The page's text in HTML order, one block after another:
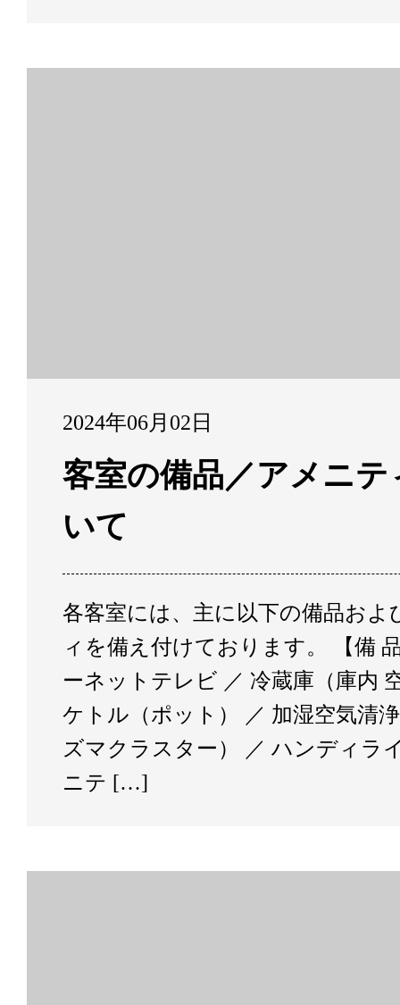
2024年06月02日
客室の備品／アメニテ
いて
各客室には、主に以下の備品およ
ィを備え付けております。 【備
ーネットテレビ ／ 冷蔵庫（庫内
ケトル（ポット） ／ 加湿空気清
ズマクラスター） ／ ハンディラ
ニテ […]